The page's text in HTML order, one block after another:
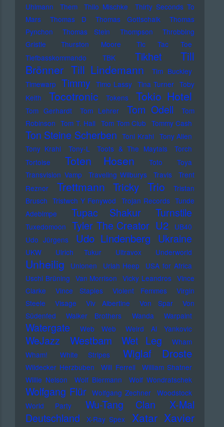
Uhlmann
Them Thilo Mischke
Thirty Seconds To
Mars
Thomas D Thomas Gottschalk
Thomas
Pynchon
Thomas Stein Thompson
Throbbing
Gristle
Thurston Moore
Tic Tac Toe
Tiefbasskommando TBK
Tikhet
Till
Brönner Till Lindemann
Tim Buckley
Timewarp Timmy Timo Lassy Tina Turner Toby
Keith
Tocotronic Tokens Tokio Hotel
Tom Gerhardt Tom Lehrer Tom Odell
Tom
Robinson Tom T. Hall Tom Tom Club Tommy Cash
Ton Steine Scherben Toni Krahl Tony Allen
Tony Krahl
Tony-L Toots & The Maytals
Torch
Tortoise
Toten Hosen Toto
Toya
Transvision Vamp
Traveling Wilburys Travis
Trent
Reznor
Trettmann Tricky Trio
Tristan
Brusch Tristwch Y Fenywod Trojan Records Tunde
Adebimpe
Tupac Shakur Turnstile
Tuxedomoon Tyler The Creator U2
UB40
Udo Jürgens
Udo Lindenberg Ukraine
UKW Ulrich Tukur Ultravox Underworld
Unheilig Unionen Uriah Heep
USA for Africa
Uschi Brüning Van Morrison Vicky Leandros Vince
Clarke
Vince Staples Violent Femmes
Virgin
Steele
Visage Viv Albertine Von Spar
Von
Südenfed
Walker Brothers Wanda Warpaint
Watergate Web Web Weird Al Yankovic
WeJazz Westbam Wet Leg
Wham
Wham!
White Stripes Wiglaf Droste
Wildecker Herzbuben Will Ferrell
William Shatner
Willie Nelson
Wolf Biermann Wolf Wondratschek
Wolfgang Flür Wolfgang Zechner
Woodstock
World Party
Wu-Tang Clan
X-Mal
Deutschland
X-Ray Spex Xatar Xavier